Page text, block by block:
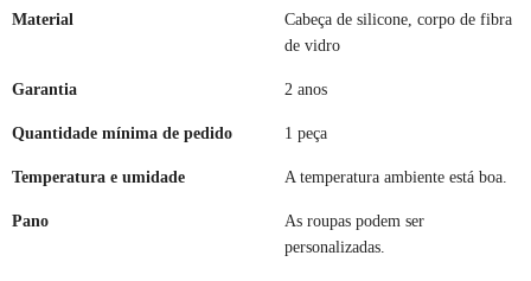
Material
Cabeça de silicone, corpo de fibra
de vidro
Garantia 2 anos
Quantidade mínima de pedido 1 peça
Temperatura e umidade A temperatura ambiente está boa.
Pano
As roupas podem ser
personalizadas.